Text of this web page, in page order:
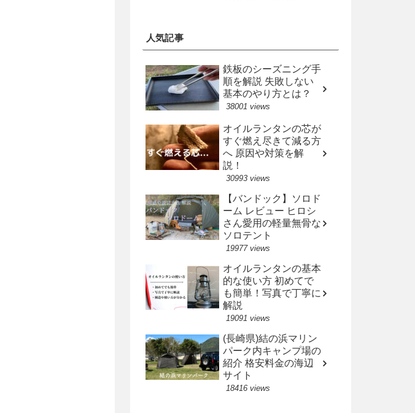
人気記事
鉄板のシーズニング手
順を解説 失敗しない
基本のやり方とは？
38001 views
オイルランタンの芯が
すぐ燃え尽きて減る方
へ 原因や対策を解
説！
30993 views
【バンドック】ソロド
ーム レビュー ヒロシ
さん愛用の軽量無骨な
ソロテント
19977 views
オイルランタンの基本
的な使い方 初めてで
も簡単！写真で丁寧に
解説
19091 views
(長崎県)結の浜マリン
パーク内キャンプ場の
紹介 格安料金の海辺
サイト
18416 views